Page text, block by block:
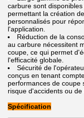
carbure sont
permettant la création
personnalisés pour
l'application.
Réduction de la
au carbure nécessitent
coupe, ce qui permet
l'efficacité globale.
Sécurité de
conçus en tenant
performances de coupe
risque d'accidents ou de
Spécification